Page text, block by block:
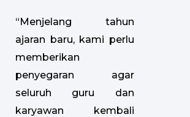
“Menjelang tahun
ajaran baru, kami perlu
memberikan
penyegaran agar
seluruh guru dan
karyawan kembali